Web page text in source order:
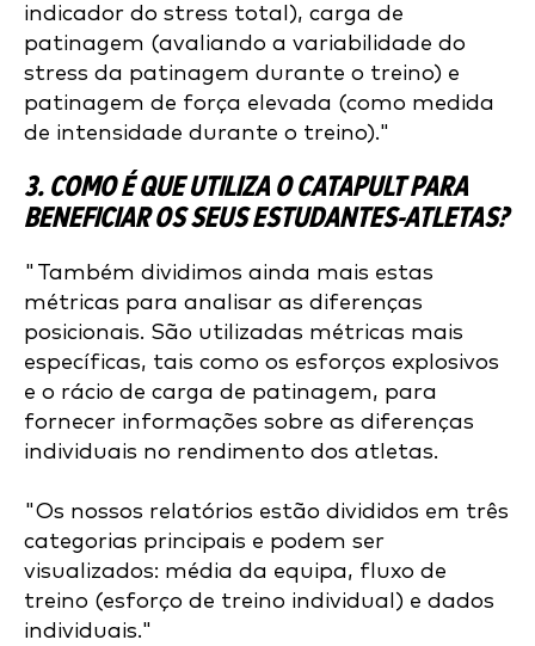
indicador do stress total), carga de
patinagem (avaliando a variabilidade do
stress da patinagem durante o treino) e
patinagem de força elevada (como medida
de intensidade durante o treino)."
3. COMO É QUE UTILIZA O CATAPULT PARA
BENEFICIAR OS SEUS ESTUDANTES-ATLETAS?
"Também dividimos ainda mais estas
métricas para analisar as diferenças
posicionais. São utilizadas métricas mais
específicas, tais como os esforços explosivos
e o rácio de carga de patinagem, para
fornecer informações sobre as diferenças
individuais no rendimento dos atletas.
"Os nossos relatórios estão divididos em três
categorias principais e podem ser
visualizados: média da equipa, fluxo de
treino (esforço de treino individual) e dados
individuais."